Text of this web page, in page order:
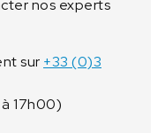
nos experts
sur +33 (0)3
17h00)